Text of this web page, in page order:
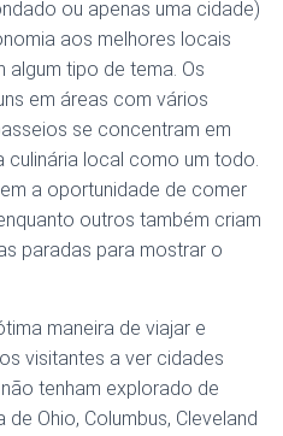
ou apenas uma cidade)
aos melhores locais
algum tipo de tema. Os
em áreas com vários
se concentram em
culinária local como um todo.
a oportunidade de comer
outros também criam
paradas para mostrar o
maneira de viajar e
visitantes a ver cidades
tenham explorado de
Ohio, Columbus, Cleveland